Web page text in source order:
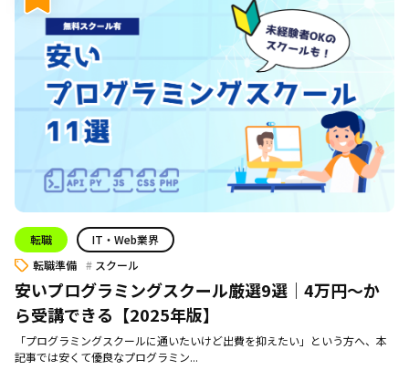
転職
IT・Web業界
転職準備
スクール
安いプログラミングスクール厳選9選｜4万円～か
ら受講できる【2025年版】
「プログラミングスクールに通いたいけど出費を抑えたい」という方へ、本
記事では安くて優良なプログラミン...